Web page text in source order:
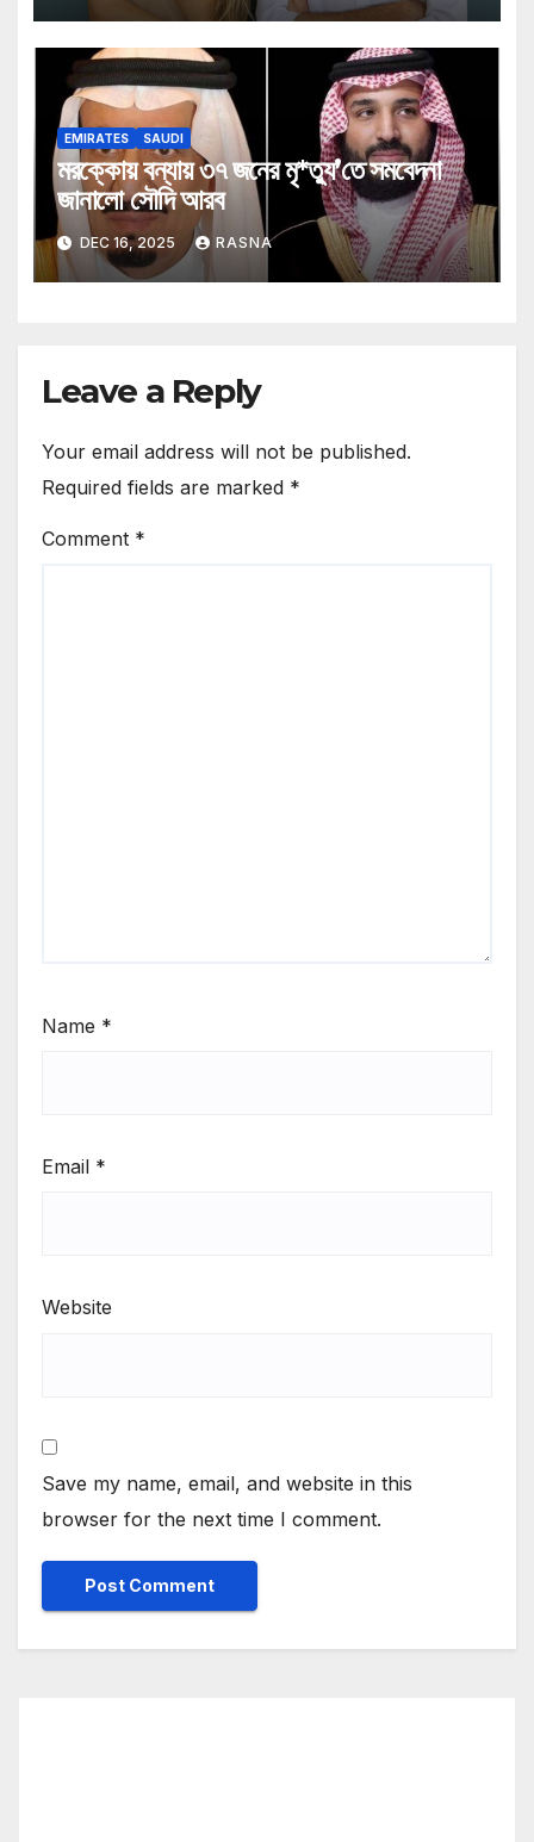
EMIRATES SAUDI
মরক্কোয় বন্যায় ৩৭ জনের মৃ*ত্যু’তে সমবেদনা
জানালো সৌদি আরব
DEC 16, 2025 RASNA
Leave a Reply
Your email address will not be published.
Required fields are marked *
Comment *
Name *
Email *
Website
Save my name, email, and website in this
browser for the next time I comment.